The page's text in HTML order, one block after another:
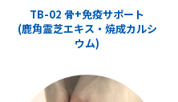
TB-02 骨+免疫サポート
(鹿角霊芝エキス・焼成カルシ
ウム)